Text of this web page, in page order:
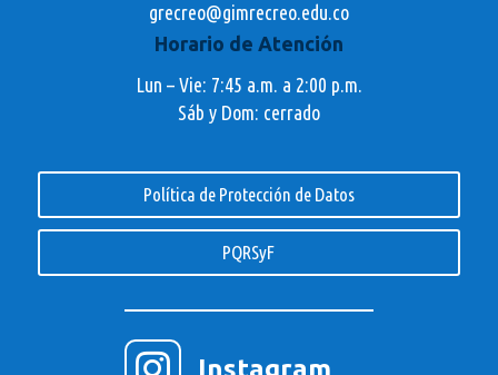
grecreo@gimrecreo.edu.co
Horario de Atención
Lun – Vie: 7:45 a.m. a 2:00 p.m.
Sáb y Dom: cerrado
Política de Protección de Datos
PQRSyF